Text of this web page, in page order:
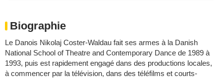
Biographie
Le Danois Nikolaj Coster-Waldau fait ses armes à la Danish
National School of Theatre and Contemporary Dance de 1989 à
1993, puis est rapidement engagé dans des productions locales,
à commencer par la télévision, dans des téléfilms et courts-